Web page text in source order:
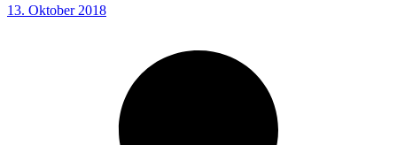
13. Oktober 2018